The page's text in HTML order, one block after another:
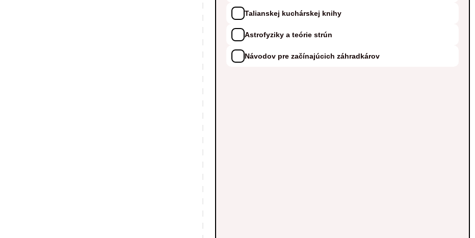
Talianskej kuchárskej knihy
Astrofyziky a teórie strún
Návodov pre začínajúcich záhradkárov